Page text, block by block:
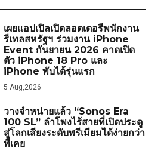
เผยแอปเปิลเปิดลอตเตอรีพนักงาน
รีเทลสหรัฐฯ ร่วมงาน iPhone
Event กันยายน 2026 คาดเปิด
ตัว iPhone 18 Pro และ
iPhone พับได้รุ่นแรก
5 Aug,2026
วางจำหน่ายแล้ว “Sonos Era
100 SL” ลำโพงไร้สายที่เปิดประตู
สู่โลกเสียงระดับพรีเมียมได้ง่ายกว่า
ที่เคย